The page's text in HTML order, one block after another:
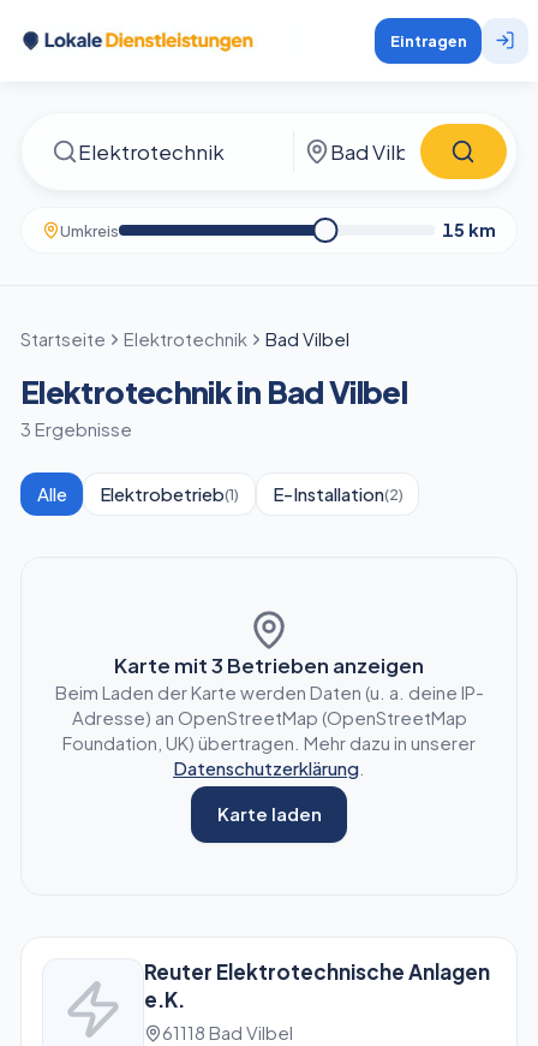
Eintragen
Umkreis 15 km
Startseite Elektrotechnik Bad Vilbel
Elektrotechnik in Bad Vilbel
3 Ergebnisse
Alle Elektrobetrieb(1) E-Installation(2)
Karte mit3 Betrieben anzeigen
Beim Laden der Karte werden Daten (u. a. deine IP-
Adresse) an OpenStreetMap (OpenStreetMap
Foundation, UK) übertragen. Mehr dazu in unserer
Datenschutzerklärung
Karte laden
Reuter Elektrotechnische Anlagen
e.K.
61118 Bad Vilbel